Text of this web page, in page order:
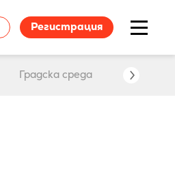
Регистрация
Градска среда Събития